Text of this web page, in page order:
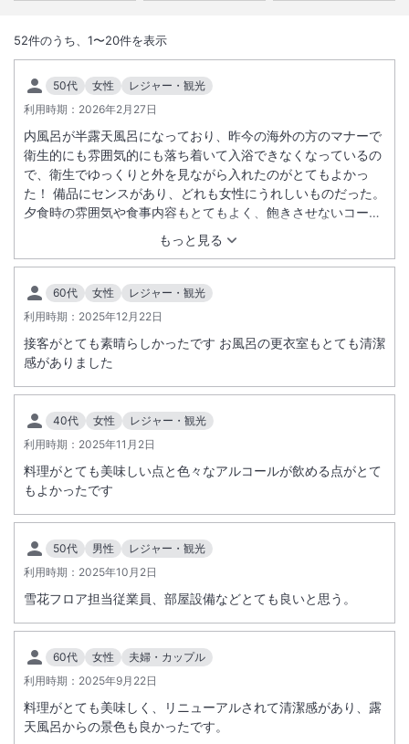
層雲峡温泉の中でも最も高台に位置しホテル大雪ならではの雄大な景
観。自慢の名湯につかりながら、自然のパノラマを堪能していただけま
す。
総客室数188
INチェックイン
15:00/ OUT チェックアウト
11:00
大浴場あり
露天風呂あり
施設からのお知らせ
タッドレスタイヤに替えて下さい。
※各商品は、個人利用のお客様を対象とした宿泊プランです。
旅行会社等の転売を目的としたご予約と判断した場合は、お断りする場
合もございます。予めご了承下さい。
ますことをご了解願います。
【添い寝幼児の夕・朝食追加代金変更について】
２０２３年４月１日より、添い寝幼児の夕・朝食追加代金が変更になり
幼児施設使用料１歳～２歳２，２００円（税込・現地払い）
幼児夕・朝食代（１歳～２歳）６，２００円（税込・現地払い）
※重要なお知らせです。必ず続きをご確認ください。
52件のうち、 1〜20件を表示
50代 女性
レジャー・観光
利用時期： 2026年2月27日
もっと見る
内風呂が半露天風呂になっており、昨今の海外の方のマナーで
衛生的にも雰囲気的にも落ち着いて入浴できなくなっているの
で、衛生でゆっくりと外を見ながら入れたのがとてもよかっ
た！ 備品にセンスがあり、どれも女性にうれしいものだった。
夕食時の雰囲気や食事内容もとてもよく、飽きさせないコース
になっており、フリードリンクなのもよかった。非常にきれい
に清掃されており、気持ちよく過ごせた。ベットも敷布団も寝
心地がよかった。暖房が下にあったので顔だけのぼせなくてよ
かった。また利用したい！
60代 女性
レジャー・観光
利用時期： 2025年12月22日
接客がとても素晴らしかったです お風呂の更衣室もとても清潔
感がありました
40代 女性
レジャー・観光
利用時期： 2025年11月2日
料理がとても美味しい点と色々なアルコールが飲める点がとて
もよかったです
50代 男性
レジャー・観光
利用時期： 2025年10月2日
雪花フロア担当従業員、部屋設備などとても良いと思う。
60代 女性
夫婦・カップル
利用時期： 2025年9月22日
料理がとても美味しく、リニューアルされて清潔感があり、露
天風呂からの景色も良かったです。